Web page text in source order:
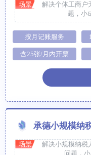
场景
解决个体工商户
题，小
按月记账服务
含25张/月内开票
承德小规模纳
场景
解决小规模纳税
问题，